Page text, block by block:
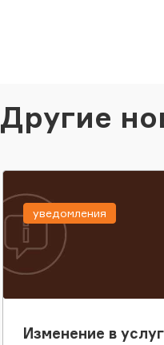
Другие
Изменение в
уведомления